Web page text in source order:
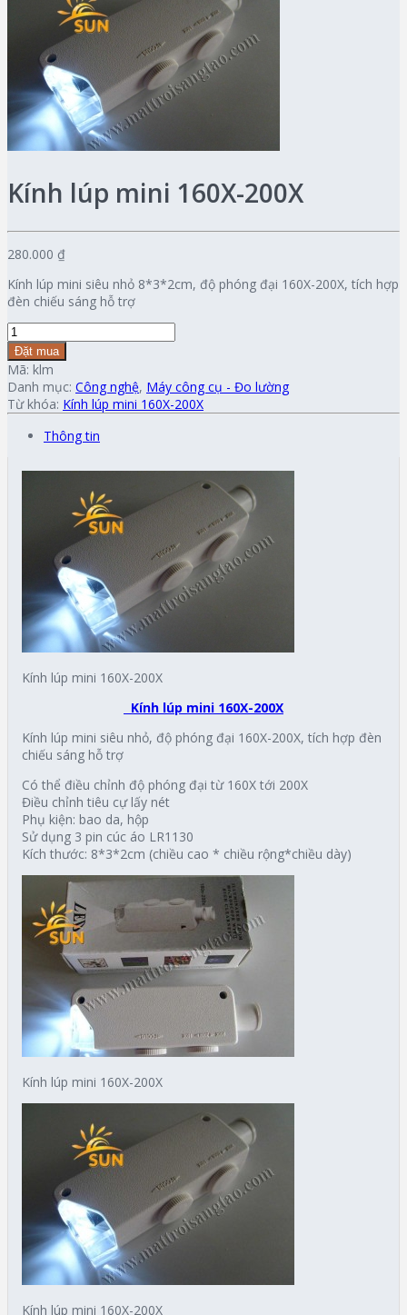
Kính lúp mini 160X-200X
280.000 ₫
Kính lúp mini siêu nhỏ 8*3*2cm, độ phóng đại 160X-200X, tích hợp
đèn chiếu sáng hỗ trợ
Đặt mua
Mã: klm
Danh mục: Công nghệ, Máy công cụ - Đo lường
Từ khóa: Kính lúp mini 160X-200X
Thông tin
Kính lúp mini 160X-200X
Kính lúp mini 160X-200X
Kính lúp mini siêu nhỏ, độ phóng đại 160X-200X, tích hợp đèn
chiếu sáng hỗ trợ
Có thể điều chỉnh độ phóng đại từ 160X tới 200X
Điều chỉnh tiêu cự lấy nét
Phụ kiện: bao da, hộp
Sử dụng 3 pin cúc áo LR1130
Kích thước: 8*3*2cm (chiều cao * chiều rộng*chiều dày)
Kính lúp mini 160X-200X
Kính lúp mini 160X-200X